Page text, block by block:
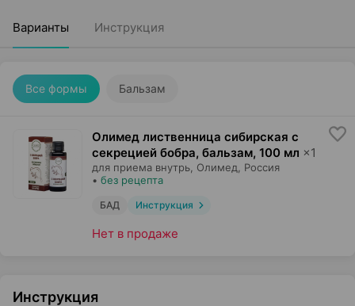
Варианты Инструкция
Все формы Бальзам
Олимед лиственница сибирская с
секрецией бобра, бальзам, 100 мл ×1
для приема внутрь, Олимед , Россия
• без рецепта
БАД Инструкция
Нет в продаже
Инструкция